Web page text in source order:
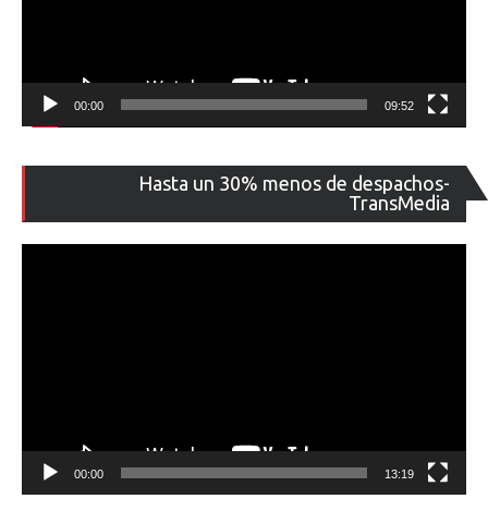
00:00 09:52
Hasta un 30% menos de despachos-
TransMedia
de
00:00 13:19